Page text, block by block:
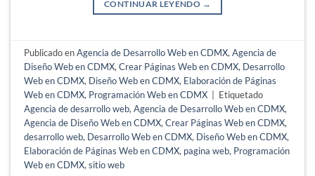
CONTINUAR LEYENDO →
Publicado enAgencia de Desarrollo Web en CDMX,Agencia de
Diseño Web en CDMX,Crear Páginas Web en CDMX, Desarrollo
Web en CDMX, Diseño Web en CDMX, Elaboración de Páginas
Web en CDMX, Programación Web en CDMX
Etiquetado
Agencia de desarrollo web,Agencia de Desarrollo Web en CDMX,
Agencia de Diseño Web en CDMX,Crear Páginas Web en CDMX,
desarrollo web, Desarrollo Web en CDMX, Diseño Web en CDMX,
Elaboración de Páginas Web en CDMX, pagina web, Programación
Web en CDMX,sitio web